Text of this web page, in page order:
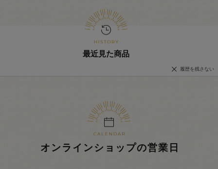
最近見た商品
履歴を残さない
オンラインショップの営業日